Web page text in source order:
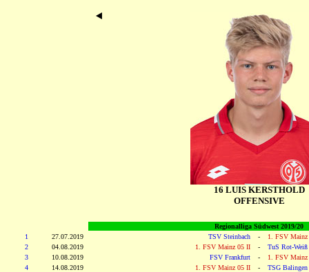
16 LUIS KERSTHOLD
OFFENSIVE
Regionalliga Südwest 2019/20
1
27.07.2019 TSV Steinbach -
1. FSV
2
04.08.2019 1. FSV Mainz 05 II -
TuS Rot-
3
10.08.2019 FSV Frankfurt -
1. FSV
4
14.08.2019 1. FSV Mainz 05 II -
TSG Balingen